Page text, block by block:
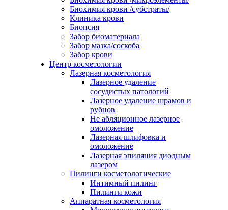
Биохимия крови /субстраты/
Клиника крови
Биопсия
Забор биоматериала
Забор мазка/соскоба
Забор крови
Центр косметологии
Лазерная косметология
Лазерное удаление
сосудистых патологий
Лазерное удаление шрамов и
рубцов
Не абляционное лазерное
омоложение
Лазерная шлифовка и
омоложение
Лазерная эпиляция диодным
лазером
Пилинги косметологические
Интимный пилинг
Пилинги кожи
Аппаратная косметология